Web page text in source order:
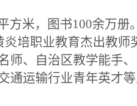
米，图书100余万册
培职业教育杰出教师
师、自治区教学能手
运输行业青年英才等